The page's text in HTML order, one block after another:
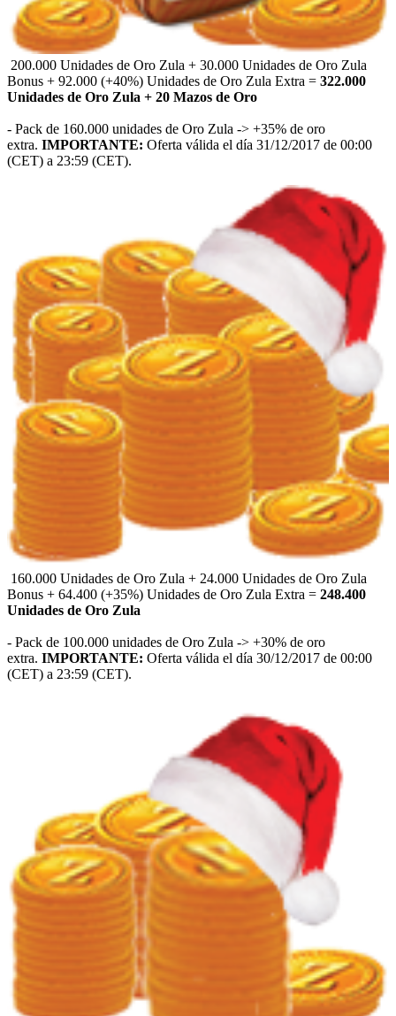
200.000 Unidades de Oro Zula + 30.000 Unidades de Oro Zula
Bonus + 92.000 (+40%) Unidades de Oro Zula Extra = 322.000
Unidades de Oro Zula + 20 Mazos de Oro
- Pack de 160.000 unidades de Oro Zula -> +35% de oro
extra. IMPORTANTE: Oferta válida el día 31/12/2017 de 00:00
(CET) a 23:59 (CET).
160.000 Unidades de Oro Zula + 24.000 Unidades de Oro Zula
Bonus + 64.400 (+35%) Unidades de Oro Zula Extra = 248.400
Unidades de Oro Zula
- Pack de 100.000 unidades de Oro Zula -> +30% de oro
extra. IMPORTANTE: Oferta válida el día 30/12/2017 de 00:00
(CET) a 23:59 (CET).